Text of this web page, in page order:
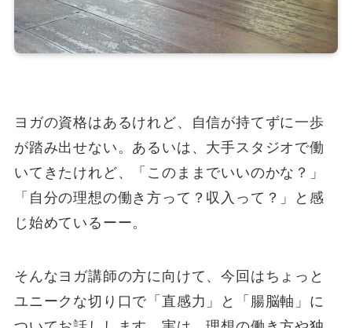
ヨガの資格はあるけれど、自信が持てずに一歩
が踏み出せない。あるいは、大手スタジオで働
いてきたけれど、「このままでいいのかな？」
「自分の理想の働き方って？収入って？」と感
じ始めているーー。
そんなヨガ講師の方に向けて、今回はちょっと
ユニークな切り口で「直感力」と「腸脳軸」に